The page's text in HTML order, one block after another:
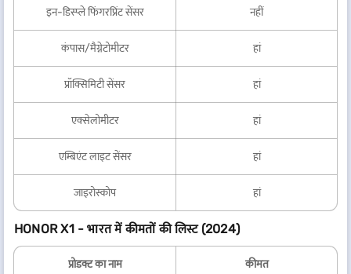
इन-डिस्प्ले फिंगरप्रिंट सेंसर नहीं
कंपास/मैग्नेटोमीटर हां
प्रॉक्सिमिटी सेंसर हां
एक्सेलोमीटर हां
एम्बिएंट लाइट सेंसर हां
जाइरोस्कोप हां
HONOR X1 - भारत में कीमतों की लिस्ट (2024)
प्रोडक्ट का नाम कीमत